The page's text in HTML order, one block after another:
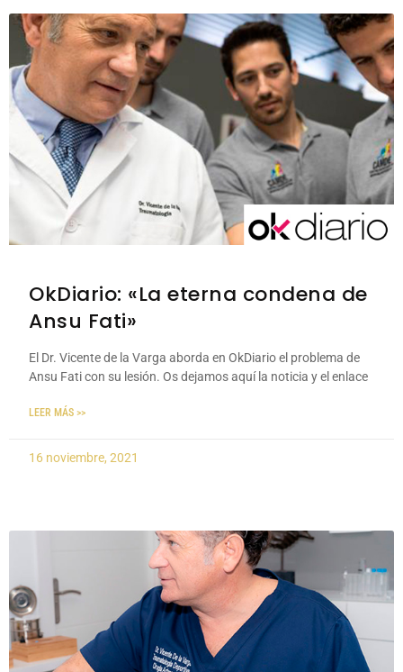
OkDiario: «La eterna condena de
Ansu Fati»
El Dr. Vicente de la Varga aborda en OkDiario el problema de
Ansu Fati con su lesión. Os dejamos aquí la noticia y el enlace
LEER MÁS >>
16 noviembre, 2021